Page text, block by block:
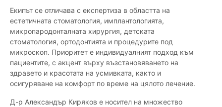
Екипът се отличава с експертиза в областта на
естетичната стоматология, имплантологията,
микропародонталната хирургия, детската
стоматология, ортодонтията и процедурите под
микроскоп. Приоритет е индивидуалният подход към
пациентите, с акцент върху възстановяването на
здравето и красотата на усмивката, както и
осигуряване на комфорт по време на цялото лечение.
Д-р Александър Киряков е носител на множество